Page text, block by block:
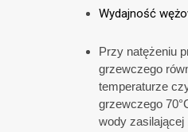
Wydajność
Przy natężeniu
grzewczego
temperaturze
grzewczego
wody zasilającej